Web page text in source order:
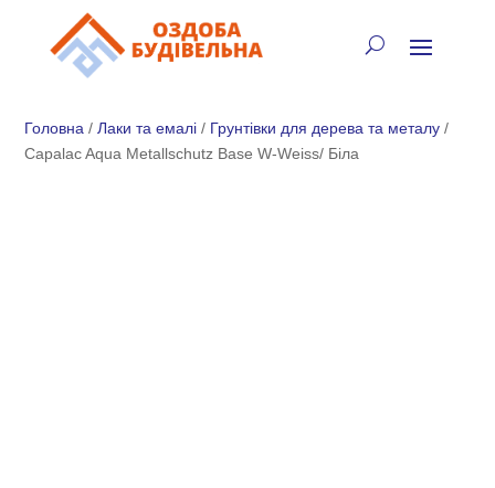
⚡
Головна /Лаки та емалі / Грунтівки для дерева та металу /
Capalac Aqua Metallschutz Base W-Weiss/ Біла